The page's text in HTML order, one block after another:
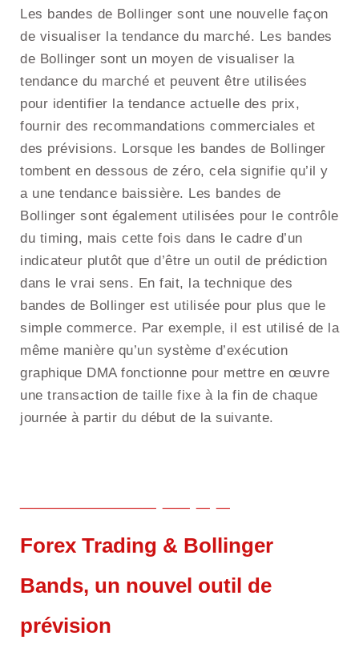
Les bandes de Bollinger sont une nouvelle façon
de visualiser la tendance du marché. Les bandes
de Bollinger sont un moyen de visualiser la
tendance du marché et peuvent être utilisées
pour identifier la tendance actuelle des prix,
fournir des recommandations commerciales et
des prévisions. Lorsque les bandes de Bollinger
tombent en dessous de zéro, cela signifie qu’il y
a une tendance baissière. Les bandes de
Bollinger sont également utilisées pour le contrôle
du timing, mais cette fois dans le cadre d’un
indicateur plutôt que d’être un outil de prédiction
dans le vrai sens. En fait, la technique des
bandes de Bollinger est utilisée pour plus que le
simple commerce. Par exemple, il est utilisé de la
même manière qu’un système d’exécution
graphique DMA fonctionne pour mettre en œuvre
une transaction de taille fixe à la fin de chaque
journée à partir du début de la suivante.
Forex Trading & Bollinger
Bands, un nouvel outil de
prévision